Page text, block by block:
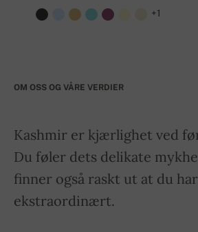
+1
OM OSS OG VÅRE VERDIER
Kashmir er kjærlighet ved
Du føler dets delikate
finner også raskt ut at du
ekstraordinært.